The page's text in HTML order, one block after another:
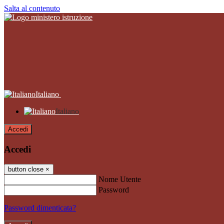
Salta al contenuto
Italiano
Italiano
Accedi
Accedi
button close ×
Nome Utente
Password
Password dimenticata?